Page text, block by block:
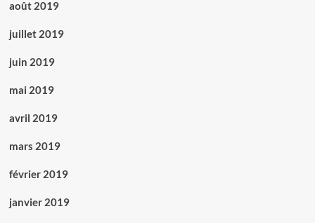
août 2019
juillet 2019
juin 2019
mai 2019
avril 2019
mars 2019
février 2019
janvier 2019